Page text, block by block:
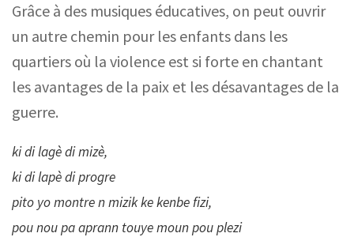
Grâce à des musiques éducatives, on peut ouvrir
un autre chemin pour les enfants dans les
quartiers où la violence est si forte en chantant
les avantages de la paix et les désavantages de la
guerre.
ki di lagè di mizè,
ki di lapè di progre
pito yo montre n mizik ke kenbe fizi,
pou nou pa aprann touye moun pou plezi